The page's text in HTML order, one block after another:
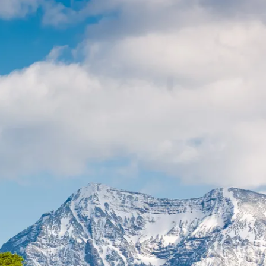
& Verkehr
im Kurpark
Tourismus